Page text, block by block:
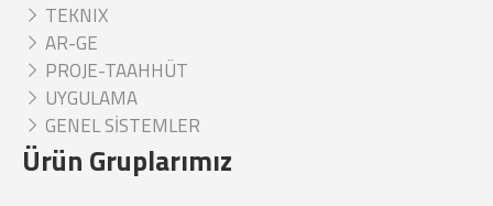
TEKNIX
AR-GE
PROJE-TAAHHÜT
UYGULAMA
GENEL SİSTEMLER
Ürün Gruplarımız